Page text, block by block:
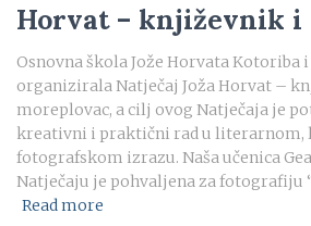
Horvat – književnik i
Osnovna škola Jože Horvata Kotoriba
organizirala Natječaj Joža Horvat –
moreplovac, a cilj ovog Natječaja je
kreativni i praktični rad u literarnom,
fotografskom izrazu. Naša učenica
Natječaju je pohvaljena za fotografiju
Read more